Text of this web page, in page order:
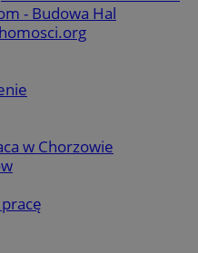
- Budowa Hal
w Chorzowie